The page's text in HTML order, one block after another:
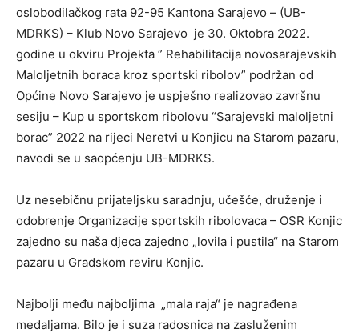
oslobodilačkog rata 92-95 Kantona Sarajevo – (UB-
MDRKS) – Klub Novo Sarajevo je 30. Oktobra 2022.
godine u okviru Projekta ” Rehabilitacija novosarajevskih
Maloljetnih boraca kroz sportski ribolov” podržan od
Općine Novo Sarajevo je uspješno realizovao završnu
sesiju – Kup u sportskom ribolovu “Sarajevski maloljetni
borac” 2022 na rijeci Neretvi u Konjicu na Starom pazaru,
navodi se u saopćenju UB-MDRKS.
Uz nesebičnu prijateljsku saradnju, učešće, druženje i
odobrenje Organizacije sportskih ribolovaca – OSR Konjic
zajedno su naša djeca zajedno „lovila i pustila“ na Starom
pazaru u Gradskom reviru Konjic.
Najbolji među najboljima „mala raja“ je nagrađena
medaljama. Bilo je i suza radosnica na zasluženim